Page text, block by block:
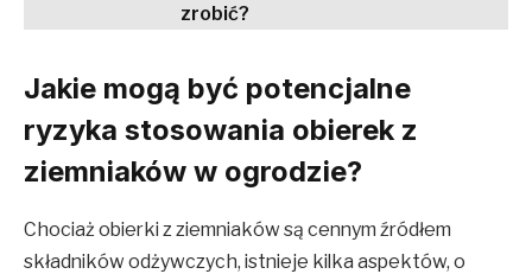
zrobić?
Jakie mogą być potencjalne
ryzyka stosowania obierek z
ziemniaków w ogrodzie?
Chociaż obierki z ziemniaków są cennym źródłem
składników odżywczych, istnieje kilka aspektów, o